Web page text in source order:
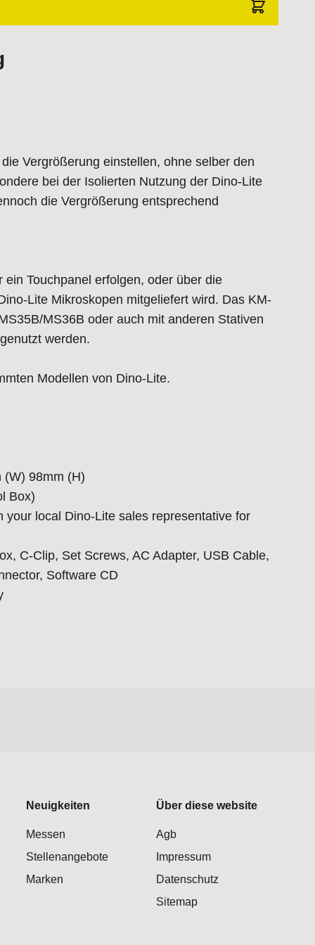
local Dino-Lite sales representative for
Software CD
Vergrößerung einstellen, ohne selber den
bei der Isolierten Nutzung der Dino-Lite
die Vergrößerung entsprechend
Touchpanel erfolgen, oder über die
Lite Mikroskopen mitgeliefert wird. Das KM-
MS36B oder auch mit anderen Stativen
werden.
Modellen von Dino-Lite.
(W) 98mm (H)
Box)
your local Dino-Lite sales representative for
C-Clip, Set Screws, AC Adapter, USB Cable,
Software CD
Neuigkeiten
Messen
Stellenangebote
Marken
Über diese website
Agb
Impressum
Datenschutz
Sitemap